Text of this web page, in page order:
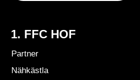
1. FFC HOF
Partner
Nähkästla